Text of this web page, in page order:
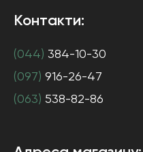
Контакти:
(044) 384-10-30
(097) 916-26-47
(063) 538-82-86